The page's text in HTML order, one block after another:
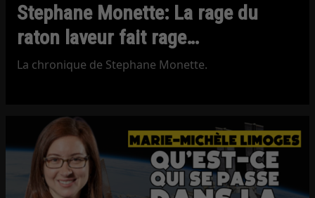
Stephane Monette: La rage du
raton laveur fait rage…
La chronique de Stephane Monette.